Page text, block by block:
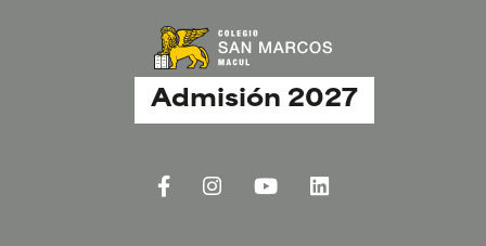
Admisión 2027